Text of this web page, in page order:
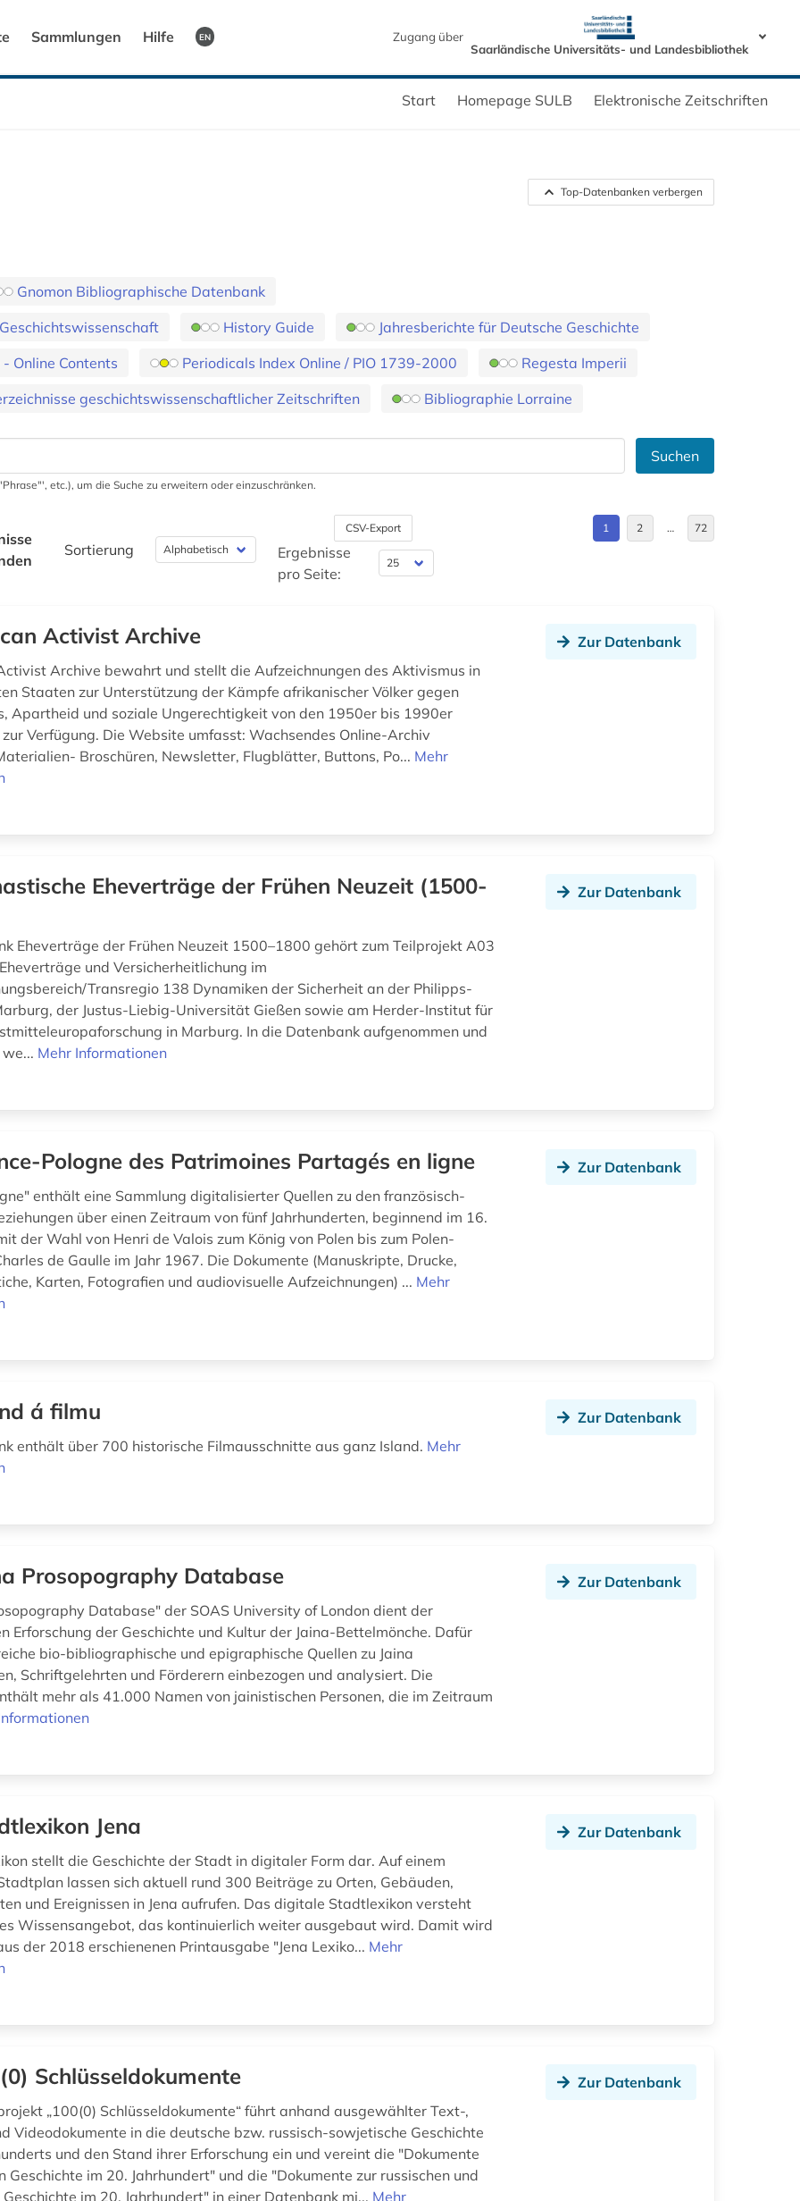
Sammlungen Hilfe EN
Zugang über
Saarländische Universitäts- und Landesbibliothek
Start Homepage SULB Elektronische Zeitschriften
Top-Datenbanken verbergen
Gnomon Bibliographische Datenbank
History Guide
Jahresberichte für Deutsche Geschichte
- Online Contents Periodicals Index Online / PIO 1739-2000
Regesta Imperii
geschichtswissenschaftlicher Zeitschriften
Bibliographie Lorraine
Suchen
etc.), um die Suche zu erweitern oder einzuschränken.
Sortierung
CSV-Export
Ergebnisse
pro Seite:
1 2 … 72
Activist Archive
Archive bewahrt und stellt die Aufzeichnungen des Aktivismus in
Staaten zur Unterstützung der Kämpfe afrikanischer Völker gegen
Apartheid und soziale Ungerechtigkeit von den 1950er bis 1990er
zur Verfügung. Die Website umfasst: Wachsendes Online-Archiv
Broschüren, Newsletter, Flugblätter, Buttons, Po... Mehr
Zur Datenbank
Eheverträge der Frühen Neuzeit (1500-
Eheverträge der Frühen Neuzeit 1500–1800 gehört zum Teilprojekt A03
und Versicherheitlichung im
Transregio 138 Dynamiken der Sicherheit an der Philipps-
der Justus-Liebig-Universität Gießen sowie am Herder-Institut für
in Marburg. In die Datenbank aufgenommen und
Mehr Informationen
Zur Datenbank
Pologne des Patrimoines Partagés en ligne
enthält eine Sammlung digitalisierter Quellen zu den französisch-
über einen Zeitraum von fünf Jahrhunderten, beginnend im 16.
der Wahl von Henri de Valois zum König von Polen bis zum Polen-
de Gaulle im Jahr 1967. Die Dokumente (Manuskripte, Drucke,
Karten, Fotografien und audiovisuelle Aufzeichnungen) ... Mehr
Zur Datenbank
á filmu
enthält über 700 historische Filmausschnitte aus ganz Island. Mehr
Zur Datenbank
Prosopography Database
Database" der SOAS University of London dient der
Erforschung der Geschichte und Kultur der Jaina-Bettelmönche. Dafür
bio-bibliographische und epigraphische Quellen zu Jaina
Schriftgelehrten und Förderern einbezogen und analysiert. Die
mehr als 41.000 Namen von jainistischen Personen, die im Zeitraum
Zur Datenbank
Jena
stellt die Geschichte der Stadt in digitaler Form dar. Auf einem
lassen sich aktuell rund 300 Beiträge zu Orten, Gebäuden,
und Ereignissen in Jena aufrufen. Das digitale Stadtlexikon versteht
Wissensangebot, das kontinuierlich weiter ausgebaut wird. Damit wird
der 2018 erschienenen Printausgabe "Jena Lexiko... Mehr
Zur Datenbank
Schlüsseldokumente
„100(0) Schlüsseldokumente“ führt anhand ausgewählter Text-,
Videodokumente in die deutsche bzw. russisch-sowjetische Geschichte
und den Stand ihrer Erforschung ein und vereint die "Dokumente
Geschichte im 20. Jahrhundert" und die "Dokumente zur russischen und
im 20. Jahrhundert" in einer Datenbank mi... Mehr
Zur Datenbank